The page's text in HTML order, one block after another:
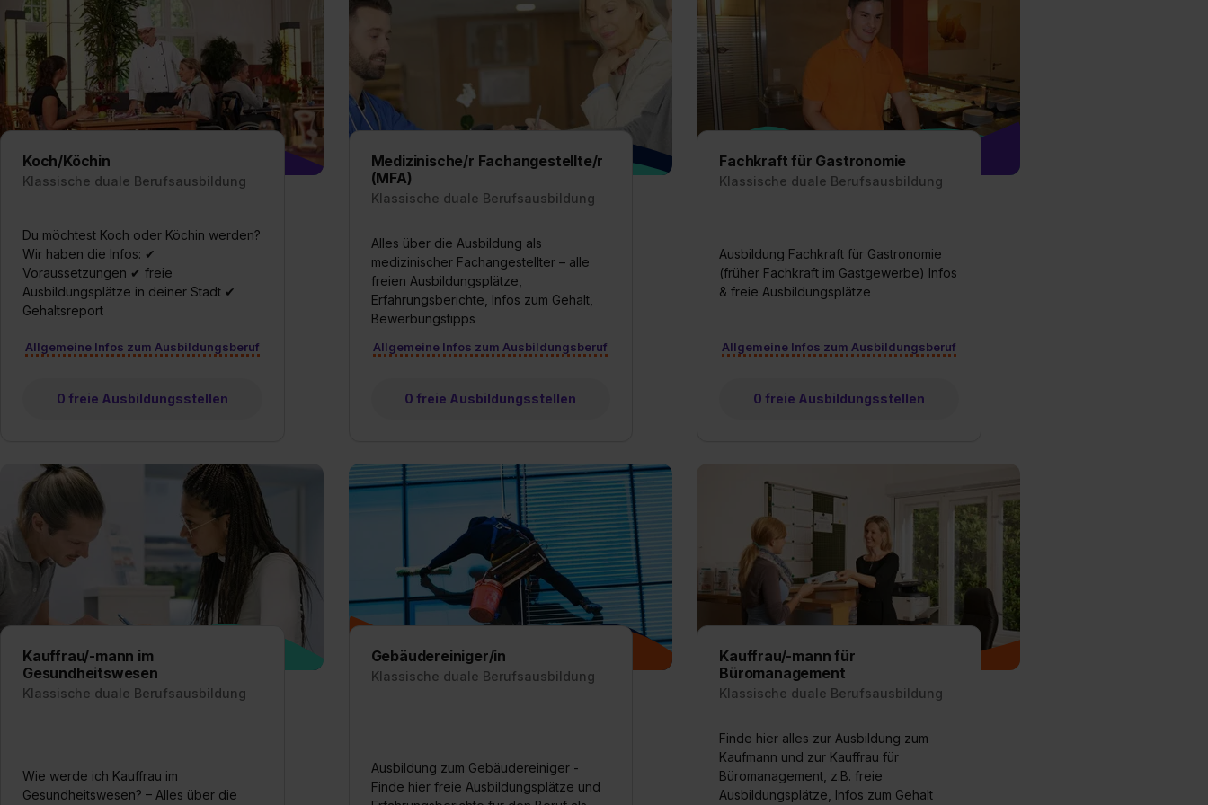
„Datenschutz-Einstellungen“ widerrufen. Weitere Informationen zu den einzelnen Cookies findest du durch Klick auf
„Details zeigen“. Weitere Informationen:
Impressum
Koch/Köchin
Klassische duale Berufsausbildung
Du möchtest Koch oder Köchin werden?
Wir haben die Infos: ✔
Voraussetzungen ✔ freie
Ausbildungsplätze in deiner Stadt ✔
Gehaltsreport
Allgemeine Infos zum Ausbildungsberuf
0 freie Ausbildungsstellen
Medizinische/r Fachangestellte/r
(MFA)
Klassische duale Berufsausbildung
Alles über die Ausbildung als
medizinischer Fachangestellter – alle
freien Ausbildungsplätze,
Erfahrungsberichte, Infos zum Gehalt,
Bewerbungstipps
Allgemeine Infos zum Ausbildungsberuf
0 freie Ausbildungsstellen
Fachkraft für Gastronomie
Klassische duale Berufsausbildung
Ausbildung Fachkraft für Gastronomie
(früher Fachkraft im Gastgewerbe) Infos
& freie Ausbildungsplätze
Allgemeine Infos zum Ausbildungsberuf
0 freie Ausbildungsstellen
Kauffrau/-mann im
Gesundheitswesen
Klassische duale Berufsausbildung
Wie werde ich Kauffrau im
Gesundheitswesen? – Alles über die
Gebäudereiniger/in
Klassische duale Berufsausbildung
Ausbildung zum Gebäudereiniger -
Finde hier freie Ausbildungsplätze und
Kauffrau/-mann für
Büromanagement
Klassische duale Berufsausbildung
Finde hier alles zur Ausbildung zum
Kaufmann und zur Kauffrau für
Büromanagement, z.B. freie
Ausbildungsplätze, Infos zum Gehalt